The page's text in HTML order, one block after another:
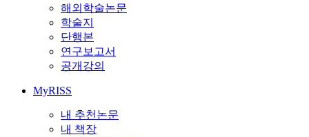
해외학술논문
학술지
단행본
연구보고서
공개강의
MyRISS
내 추천논문
내 책장